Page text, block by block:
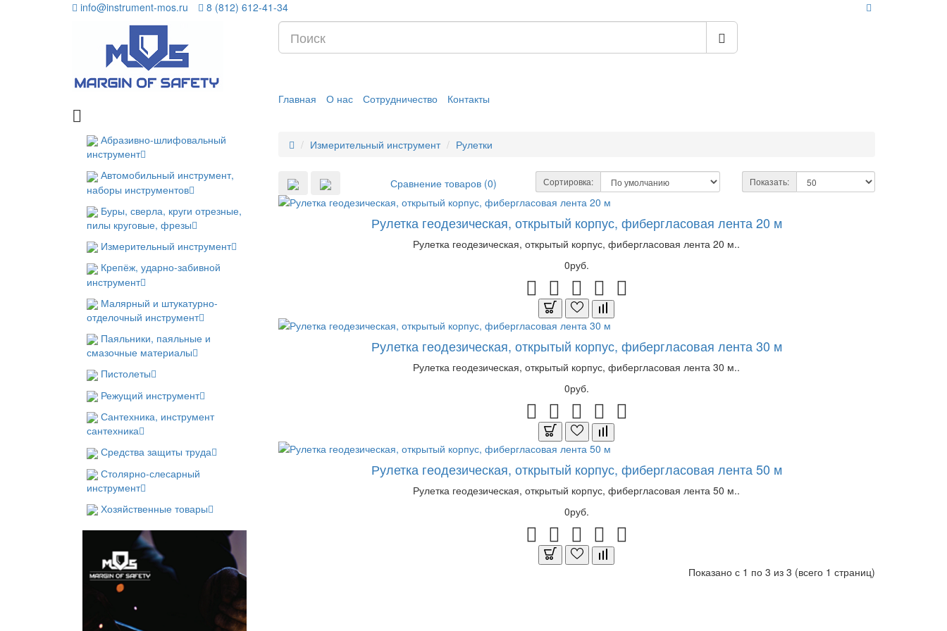
info@instrument-mos.ru 8 (812) 612-41-34
Главная О нас Сотрудничество Контакты
Абразивно-шлифовальный
инструмент
Автомобильный инструмент,
наборы инструментов
Буры, сверла, круги отрезные,
пилы круговые, фрезы
Измерительный инструмент
Крепёж, ударно-забивной
инструмент
Малярный и штукатурно-
отделочный инструмент
Паяльники, паяльные и
смазочные материалы
Пистолеты
Режущий инструмент
Сантехника, инструмент
сантехника
Средства защиты труда
Столярно-слесарный
инструмент
Хозяйственные товары
Измерительный инструмент Рулетки
Сравнение товаров (0) Сортировка: Показать:
Рулетка геодезическая, открытый корпус, фибергласовая лента 20 м
Рулетка геодезическая, открытый корпус, фибергласовая лента 20 м..
0руб.
Рулетка геодезическая, открытый корпус, фибергласовая лента 30 м
Рулетка геодезическая, открытый корпус, фибергласовая лента 30 м..
0руб.
Рулетка геодезическая, открытый корпус, фибергласовая лента 50 м
Рулетка геодезическая, открытый корпус, фибергласовая лента 50 м..
0руб.
Показано с 1 по 3 из 3 (всего 1 страниц)